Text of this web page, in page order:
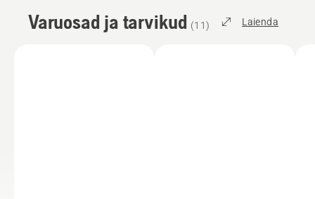
Varuosad ja tarvikud (11) Laienda